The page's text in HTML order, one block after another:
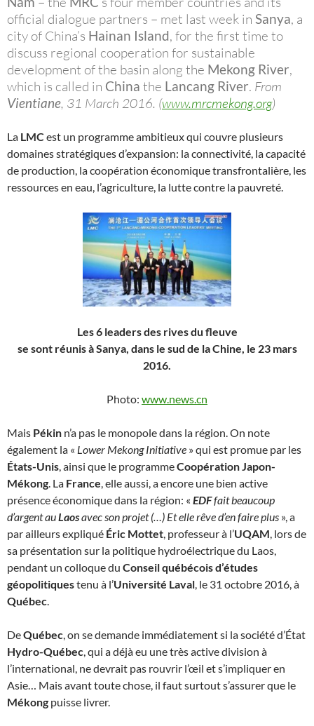
official dialogue partners – met last week in Sanya, a
city of China’s Hainan Island, for the first time to
discuss regional cooperation for sustainable
development of the basin along the Mekong River,
which is called in China the Lancang River. From
Vientiane, 31 March 2016. (www.mrcmekong.org)
La LMC est un programme ambitieux qui couvre plusieurs
domaines stratégiques d’expansion: la connectivité, la capacité
de production, la coopération économique transfrontalière, les
ressources en eau, l’agriculture, la lutte contre la pauvreté.
Les 6 leaders des rives du fleuve
se sont réunis à Sanya, dans le sud de la Chine, le 23 mars
2016.
Photo: www.news.cn
Mais Pékin n’a pas le monopole dans la région. On note
également la « Lower Mekong Initiative » qui est promue par les
États-Unis, ainsi que le programmeCoopération Japon-
Mékong. La France, elle aussi, a encore une bien active
présence économique dans la région: « EDFfait beaucoup
d’argent auLaosavec son projet (…) Et elle rêve d’en faire plus », a
par ailleurs expliqué Éric Mottet, professeur à l’UQAM, lors de
sa présentation sur la politique hydroélectrique du Laos,
pendant un colloque du Conseil québécois d’études
géopolitiquestenu à l’Université Laval, le 31 octobre 2016, à
Québec.
DeQuébec, on se demande immédiatement si la société d’État
Hydro-Québec, qui a déjà eu une très active division à
l’international, ne devrait pas rouvrir l’œil et s’impliquer en
Asie… Mais avant toute chose, il faut surtout s’assurer que le
Mékong puisse livrer.